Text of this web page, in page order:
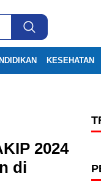
KESEHATAN
2024
di